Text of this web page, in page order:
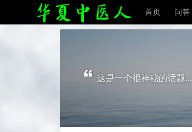
首页 问答
这是一个很神秘的话题...